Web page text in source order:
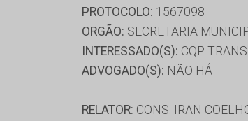
PROTOCOLO: 1567098
ORGÃO: SECRETARIA
INTERESSADO(S): CQP
ADVOGADO(S): NÃO HÁ
RELATOR: CONS. IRAN